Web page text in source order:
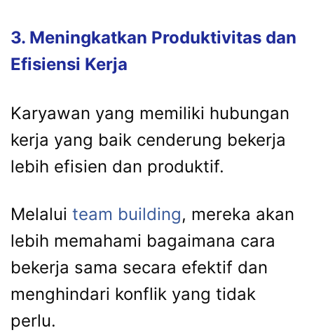
3. Meningkatkan Produktivitas dan
Efisiensi Kerja
Karyawan yang memiliki hubungan
kerja yang baik cenderung bekerja
lebih efisien dan produktif.
Melalui team building, mereka akan
lebih memahami bagaimana cara
bekerja sama secara efektif dan
menghindari konflik yang tidak
perlu.